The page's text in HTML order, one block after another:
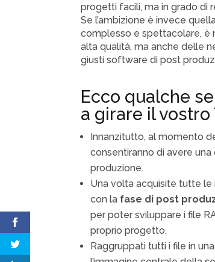
progetti facili, ma in grado di
Se l’ambizione è invece
complesso e spettacolare, è
alta qualità, ma anche delle
giusti software di post
Ecco qualche
a girare il
Innanzitutto, al momento
consentiranno di avere
produzione.
Una volta acquisite tutte
con la fase di post
per poter sviluppare i file
proprio progetto.
Raggruppati tutti i file in